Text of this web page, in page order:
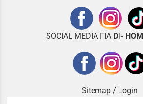
SOCIAL MEDIA ΓΙΑ DI-
Sitemap / Login